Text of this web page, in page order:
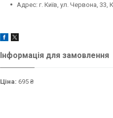
Адрес: г. Київ, ул. Червона, 33,
Інформація для замовлення
Ціна: 695 ₴